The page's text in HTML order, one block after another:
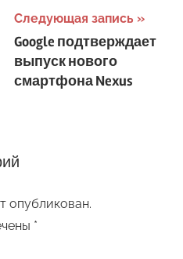
Следующая запись
Google подтверждает
выпуск нового
смартфона Nexus
опубликован.
*